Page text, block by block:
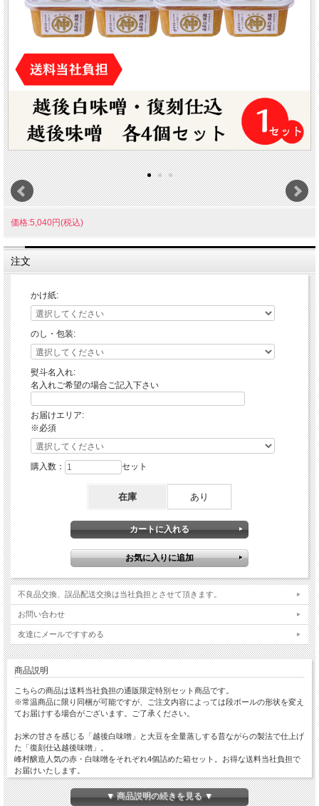
価格:5,040円(税込)
注文
かけ紙:
のし・包装:
熨斗名入れ:
名入れご希望の場合ご記入下さい
お届けエリア:
※必須
購入数： セット
在庫 あり
不良品交換、誤品配送交換は当社負担とさせて頂きます。
お問い合わせ
友達にメールですすめる
商品説明
こちらの商品は送料当社負担の通販限定特別セット商品です。
※常温商品に限り同梱が可能ですが、ご注文内容によっては段ボールの形状を変え
てお届けする場合がございます。ご了承ください。
お米の甘さを感じる「越後白味噌」と大豆を全量蒸しする昔ながらの製法で仕上げ
た「復刻仕込越後味噌」。
峰村醸造人気の赤・白味噌をそれぞれ4個詰めた箱セット。お得な送料当社負担で
お届けいたします。
毎日使う味噌だから年末年始のご挨拶にも大変喜ばれます。
・お届けエリアが北海道・九州・沖縄の場合に限り恐れ入りますが追加送料のご負
▼ 商品説明の続きを見る ▼